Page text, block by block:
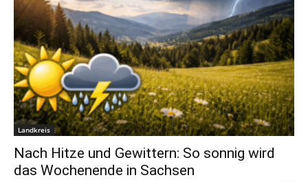
Landkreis
Nach Hitze und Gewittern: So sonnig wird
das Wochenende in Sachsen